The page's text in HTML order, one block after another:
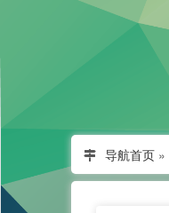
导航首页 »